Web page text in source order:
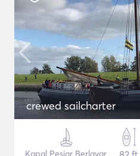
crewed sailcharter
Kapal Pesiar Berlayar